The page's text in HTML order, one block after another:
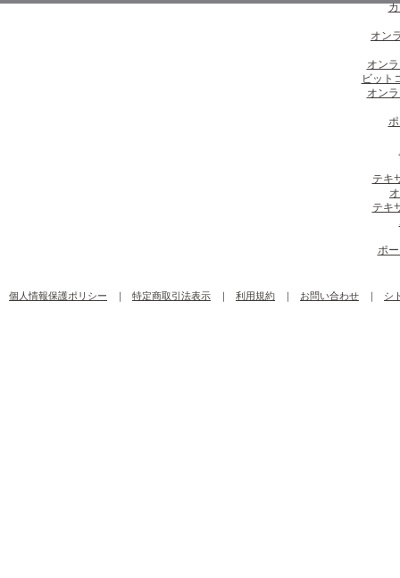
オン
オン
ビット
オン
テキ
テキ
ポ
個人情報保護ポリシー ｜ 特定商取引法表示 ｜ 利用規約 ｜ お問い合わせ ｜ シ